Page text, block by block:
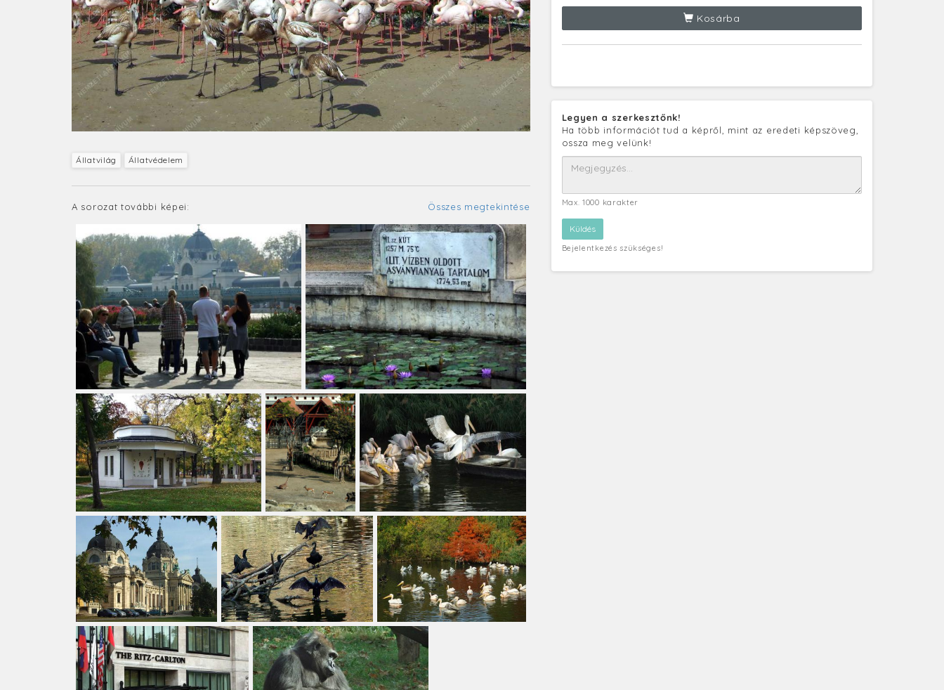
Állatvilág Állatvédelem
A sorozat további képei: Összes megtekintése
Kosárba
Legyen a szerkesztőnk!
Ha több információt tud a képről, mint az eredeti képszöveg,
ossza meg velünk!
Max. 1000 karakter
Bejelentkezés szükséges!